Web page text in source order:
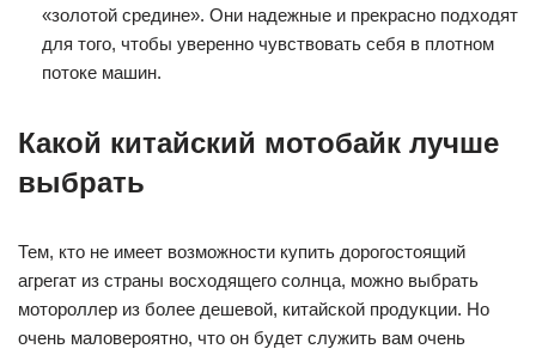
«золотой средине». Они надежные и прекрасно подходят
для того, чтобы уверенно чувствовать себя в плотном
потоке машин.
Какой китайский мотобайк лучше
выбрать
Тем, кто не имеет возможности купить дорогостоящий
агрегат из страны восходящего солнца, можно выбрать
мотороллер из более дешевой, китайской продукции. Но
очень маловероятно, что он будет служить вам очень